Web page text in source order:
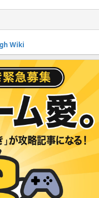
Wiki